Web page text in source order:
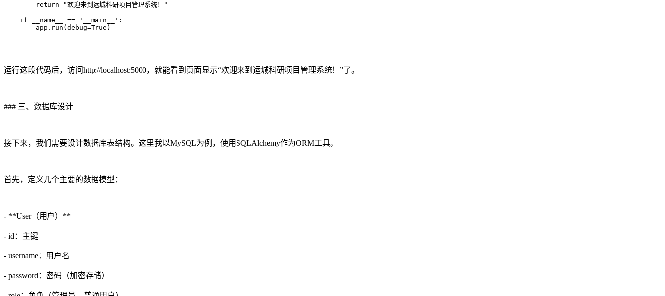
        return "欢迎来到运城科研项目管理系统！"
    if __name__ == '__main__':
        app.run(debug=True)
运行这段代码后，访问http://localhost:5000，就能看到页面显示“欢迎来到运城科研项目管理系统！”了。
### 三、数据库设计
接下来，我们需要设计数据库表结构。这里我以MySQL为例，使用SQLAlchemy作为ORM工具。
首先，定义几个主要的数据模型：
- **User（用户）**
- id：主键
- username：用户名
- password：密码（加密存储）